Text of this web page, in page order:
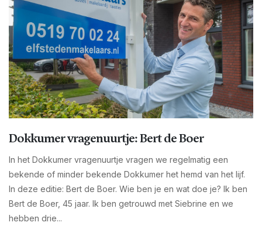
Dokkumer vragenuurtje: Bert de Boer
In het Dokkumer vragenuurtje vragen we regelmatig een
bekende of minder bekende Dokkumer het hemd van het lijf.
In deze editie: Bert de Boer. Wie ben je en wat doe je? Ik ben
Bert de Boer, 45 jaar. Ik ben getrouwd met Siebrine en we
hebben drie...